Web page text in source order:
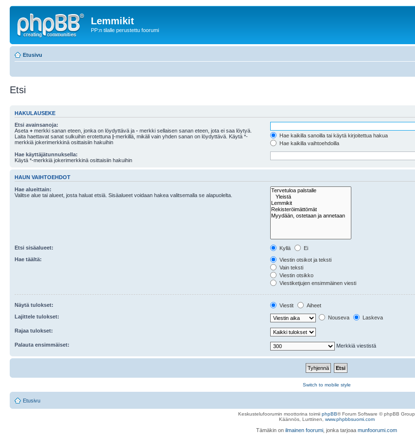
Lemmikit
PP:n tilalle perustettu foorumi
Etusivu
Etsi
HAKULAUSEKE
Etsi avainsanoja:
Aseta + merkki sanan eteen, jonka on löydyttävä ja - merkki sellaisen sanan eteen, jota ei saa löytyä.
Laita haettavat sanat sulkuihin erotettuna |-merkillä, mikäli vain yhden sanan on löydyttävä. Käytä *-
merkkiä jokerimerkkinä osittaisiin hakuihin
Hae kaikilla sanoilla tai käytä kirjoitettua hakua
Hae kaikilla vaihtoehdoilla
Hae käyttäjätunnuksella:
Käytä *-merkkiä jokerimerkkinä osittaisiin hakuihin
HAUN VAIHTOEHDOT
Hae alueittain:
Valitse alue tai alueet, josta haluat etsiä. Sisäalueet voidaan hakea valitsemalla se alapuolelta.
Etsi sisäalueet: Kyllä
Ei
Hae täältä:
Viestin otsikot ja teksti
Vain teksti
Viestin otsikko
Viestiketjujen ensimmäinen viesti
Näytä tulokset: Viestit
Aiheet
Lajittele tulokset:
Nouseva Laskeva
Rajaa tulokset:
Palauta ensimmäiset: Merkkiä viestistä
Switch to mobile style
Etusivu
Keskustelufoorumin moottorina toimii phpBB® Forum Software © phpBB Group
Käännös, Lurttinen, www.phpbbsuomi.com
Tämäkin on ilmainen foorumi , jonka tarjoaa munfoorumi.com